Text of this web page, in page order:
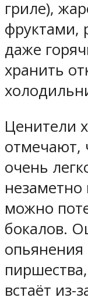
гриле),
фруктами,
даже
хранить
Ценители
отмечают,
очень
можно
бокалов.
встаёт из-